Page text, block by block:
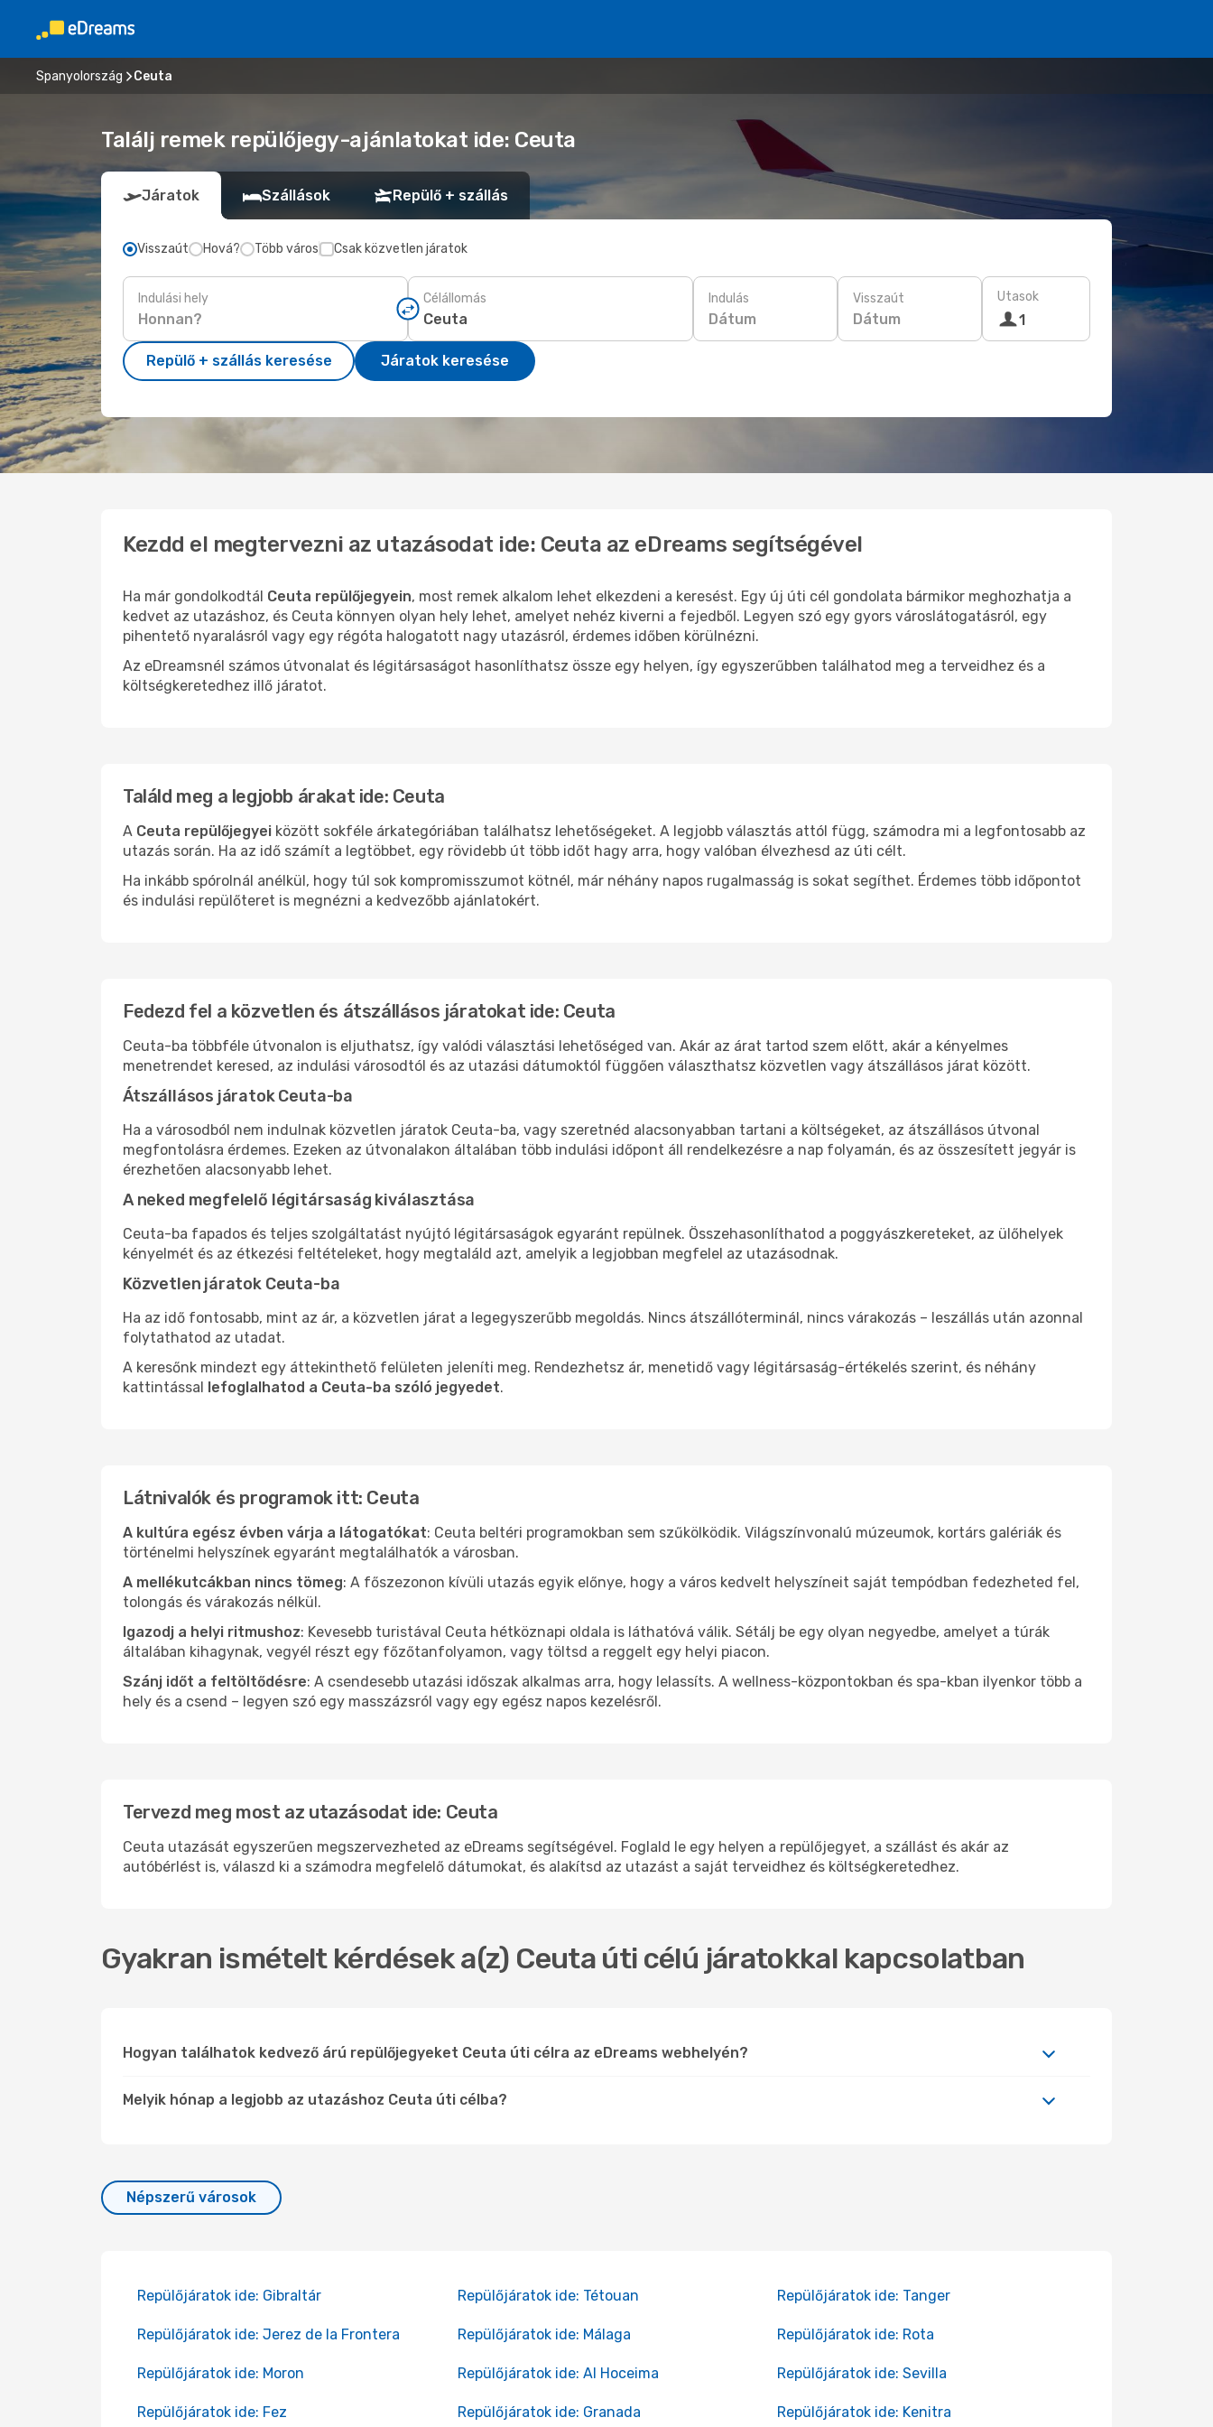
Spanyolország Ceuta
Találj remek repülőjegy-ajánlatokat ide: Ceuta
Járatok Szállások Repülő + szállás
Visszaút Hová? Több város Csak közvetlen járatok
Indulási hely Célállomás Indulás
Dátum
Visszaút
Dátum
Utasok
1
Repülő + szállás keresése Járatok keresése
Kezdd el megtervezni az utazásodat ide: Ceuta az eDreams segítségével
Ha már gondolkodtál Ceuta repülőjegyein, most remek alkalom lehet elkezdeni a keresést. Egy új úti cél gondolata bármikor meghozhatja a
kedvet az utazáshoz, és Ceuta könnyen olyan hely lehet, amelyet nehéz kiverni a fejedből. Legyen szó egy gyors városlátogatásról, egy
pihentető nyaralásról vagy egy régóta halogatott nagy utazásról, érdemes időben körülnézni.
Az eDreamsnél számos útvonalat és légitársaságot hasonlíthatsz össze egy helyen, így egyszerűbben találhatod meg a terveidhez és a
költségkeretedhez illő járatot.
Találd meg a legjobb árakat ide: Ceuta
A Ceuta repülőjegyei között sokféle árkategóriában találhatsz lehetőségeket. A legjobb választás attól függ, számodra mi a legfontosabb az
utazás során. Ha az idő számít a legtöbbet, egy rövidebb út több időt hagy arra, hogy valóban élvezhesd az úti célt.
Ha inkább spórolnál anélkül, hogy túl sok kompromisszumot kötnél, már néhány napos rugalmasság is sokat segíthet. Érdemes több időpontot
és indulási repülőteret is megnézni a kedvezőbb ajánlatokért.
Fedezd fel a közvetlen és átszállásos járatokat ide: Ceuta
Ceuta-ba többféle útvonalon is eljuthatsz, így valódi választási lehetőséged van. Akár az árat tartod szem előtt, akár a kényelmes
menetrendet keresed, az indulási városodtól és az utazási dátumoktól függően választhatsz közvetlen vagy átszállásos járat között.
Átszállásos járatok Ceuta-ba
Ha a városodból nem indulnak közvetlen járatok Ceuta-ba, vagy szeretnéd alacsonyabban tartani a költségeket, az átszállásos útvonal
megfontolásra érdemes. Ezeken az útvonalakon általában több indulási időpont áll rendelkezésre a nap folyamán, és az összesített jegyár is
érezhetően alacsonyabb lehet.
A neked megfelelő légitársaság kiválasztása
Ceuta-ba fapados és teljes szolgáltatást nyújtó légitársaságok egyaránt repülnek. Összehasonlíthatod a poggyászkereteket, az ülőhelyek
kényelmét és az étkezési feltételeket, hogy megtaláld azt, amelyik a legjobban megfelel az utazásodnak.
Közvetlen járatok Ceuta-ba
Ha az idő fontosabb, mint az ár, a közvetlen járat a legegyszerűbb megoldás. Nincs átszállóterminál, nincs várakozás – leszállás után azonnal
folytathatod az utadat.
A keresőnk mindezt egy áttekinthető felületen jeleníti meg. Rendezhetsz ár, menetidő vagy légitársaság-értékelés szerint, és néhány
kattintással lefoglalhatod a Ceuta-ba szóló jegyedet.
Látnivalók és programok itt: Ceuta
A kultúra egész évben várja a látogatókat: Ceuta beltéri programokban sem szűkölködik. Világszínvonalú múzeumok, kortárs galériák és
történelmi helyszínek egyaránt megtalálhatók a városban.
A mellékutcákban nincs tömeg: A főszezonon kívüli utazás egyik előnye, hogy a város kedvelt helyszíneit saját tempódban fedezheted fel,
tolongás és várakozás nélkül.
Igazodj a helyi ritmushoz: Kevesebb turistával Ceuta hétköznapi oldala is láthatóvá válik. Sétálj be egy olyan negyedbe, amelyet a túrák
általában kihagynak, vegyél részt egy főzőtanfolyamon, vagy töltsd a reggelt egy helyi piacon.
Szánj időt a feltöltődésre: A csendesebb utazási időszak alkalmas arra, hogy lelassíts. A wellness-központokban és spa-kban ilyenkor több a
hely és a csend – legyen szó egy masszázsról vagy egy egész napos kezelésről.
Tervezd meg most az utazásodat ide: Ceuta
Ceuta utazását egyszerűen megszervezheted az eDreams segítségével. Foglald le egy helyen a repülőjegyet, a szállást és akár az
autóbérlést is, válaszd ki a számodra megfelelő dátumokat, és alakítsd az utazást a saját terveidhez és költségkeretedhez.
Gyakran ismételt kérdések a(z) Ceuta úti célú járatokkal kapcsolatban
Hogyan találhatok kedvező árú repülőjegyeket Ceuta úti célra az eDreams webhelyén?
Melyik hónap a legjobb az utazáshoz Ceuta úti célba?
Népszerű városok
Repülőjáratok ide: Gibraltár Repülőjáratok ide: Tétouan Repülőjáratok ide: Tanger
Repülőjáratok ide: Jerez de la Frontera Repülőjáratok ide: Málaga Repülőjáratok ide: Rota
Repülőjáratok ide: Moron Repülőjáratok ide: Al Hoceima Repülőjáratok ide: Sevilla
Repülőjáratok ide: Fez Repülőjáratok ide: Granada Repülőjáratok ide: Kenitra